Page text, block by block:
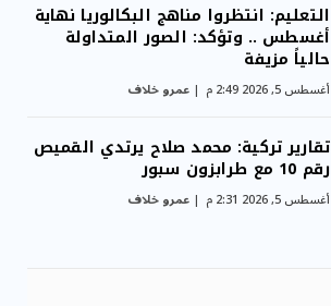
التعليم: انتظروا مناهج البكالوريا نهاية
أغسطس .. وتؤكد: الصور المتداولة
حالياً مزيفة
أغسطس 5, 2026 2:49 م عمرو خلاف
تقارير تركية: محمد صلاح يرتدي القميص
رقم 10 مع طرابزون سبور
أغسطس 5, 2026 2:31 م عمرو خلاف